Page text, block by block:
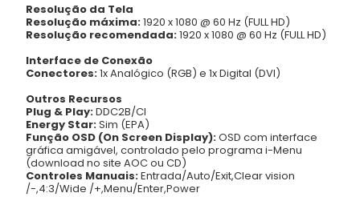
Resolução da Tela
Resolução máxima:1920 x 1080 @ 60 Hz (FULL HD)
Resolução recomendada:1920 x 1080 @ 60 Hz (FULL HD)
Interface de Conexão
Conectores:1x Analógico (RGB) e 1x Digital (DVI)
Outros Recursos
Plug & Play:DDC2B/CI
Energy Star:Sim (EPA)
Função OSD (On Screen Display):OSD com interface
gráfica amigável, controlado pelo programa i-Menu
(download no site AOC ou CD)
Controles Manuais:Entrada/Auto/Exit,Clear vision
/-,4:3/Wide /+,Menu/Enter,Power